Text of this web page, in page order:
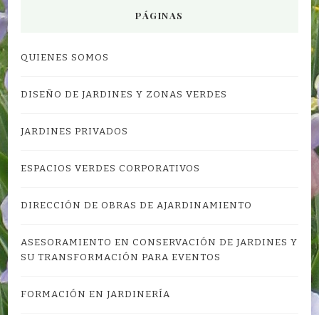
PÁGINAS
QUIENES SOMOS
DISEÑO DE JARDINES Y ZONAS VERDES
JARDINES PRIVADOS
ESPACIOS VERDES CORPORATIVOS
DIRECCIÓN DE OBRAS DE AJARDINAMIENTO
ASESORAMIENTO EN CONSERVACIÓN DE JARDINES Y
SU TRANSFORMACIÓN PARA EVENTOS
FORMACIÓN EN JARDINERÍA